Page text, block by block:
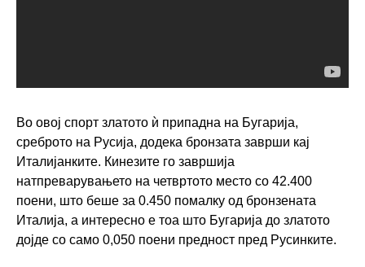
Во овој спорт златото ѝ припадна на Бугарија,
среброто на Русија, додека бронзата заврши кај
Италијанките. Кинезите го завршија
натпреварувањето на четвртото место со 42.400
поени, што беше за 0.450 помалку од бронзената
Италија, а интересно е тоа што Бугарија до златото
дојде со само 0,050 поени предност пред Русинките.